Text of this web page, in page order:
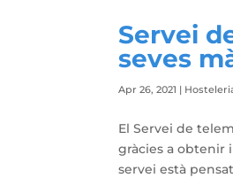
Servei
seves
Apr 26, 2021 |
El Servei de
gràcies a obtenir
servei està